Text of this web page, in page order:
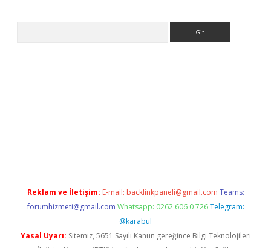
Reklam ve İletişim: E-mail: backlinkpaneli@gmail.com Teams:
forumhizmeti@gmail.com Whatsapp: 0262 606 0 726 Telegram:
@karabul
Yasal Uyarı: Sitemiz, 5651 Sayılı Kanun gereğince Bilgi Teknolojileri